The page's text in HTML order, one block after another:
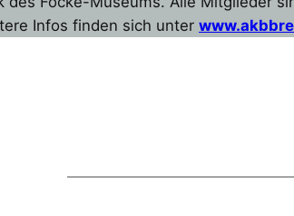
Infos finden sich unter